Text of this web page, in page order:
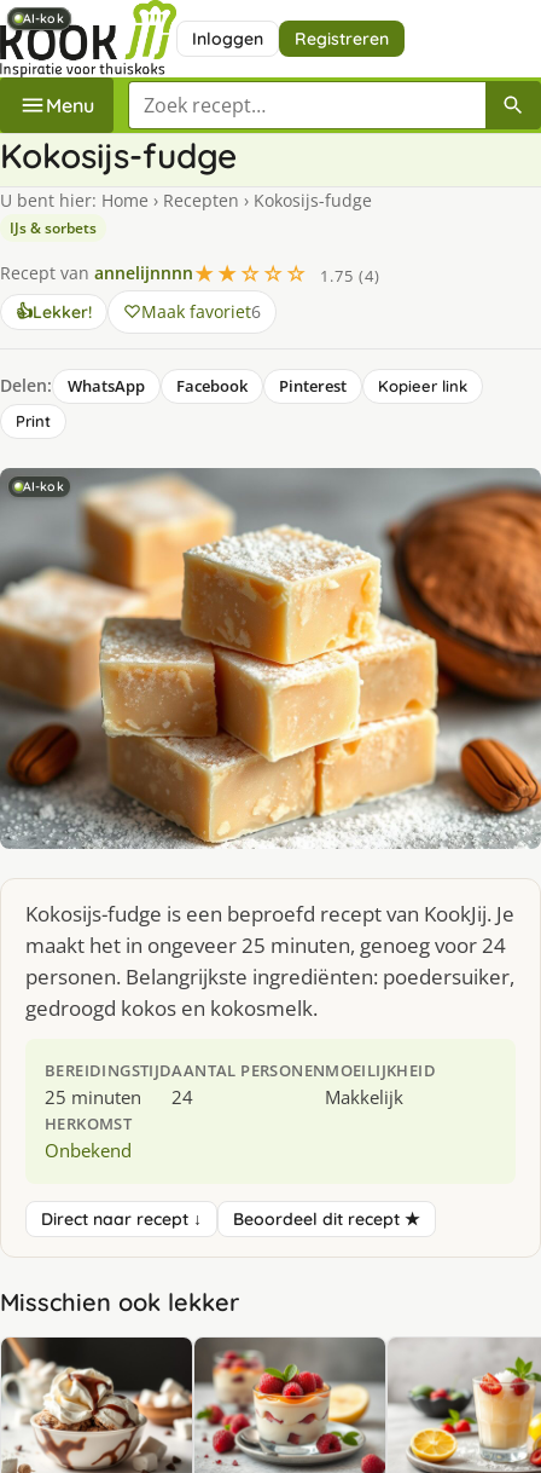
Inloggen Registreren
Menu Zoek een recept
Kokosijs-fudge
U bent hier: Home › Recepten › Kokosijs-fudge
IJs & sorbets
Recept van annelijnnnn★★☆☆☆
1.75 (4)
👍Lekker! Maak favoriet6
Delen: WhatsApp Facebook Pinterest
Kopieer link
Print
AI-kok
Kokosijs-fudge is een beproefd recept van KookJij. Je
maakt het in ongeveer 25 minuten, genoeg voor 24
personen. Belangrijkste ingrediënten: poedersuiker,
gedroogd kokos en kokosmelk.
BEREIDINGSTIJD
25 minuten
AANTAL PERSONEN
24
MOEILIJKHEID
Makkelijk
HERKOMST
Onbekend
Direct naar recept ↓ Beoordeel dit recept ★
Misschien ook lekker
AI-kok
AI-kok
AI-kok